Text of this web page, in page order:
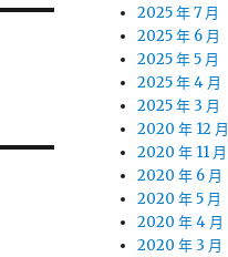
2025 年 7 月
2025 年 6 月
2025 年 5 月
2025 年 4 月
2025 年 3 月
2020 年 12 月
2020 年 11 月
2020 年 6 月
2020 年 5 月
2020 年 4 月
2020 年 3 月